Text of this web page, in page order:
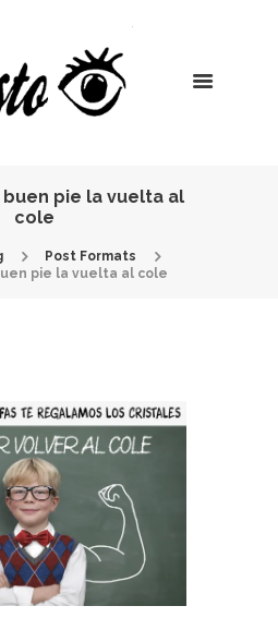
pie la vuelta al
cole
Post Formats
pie la vuelta al cole